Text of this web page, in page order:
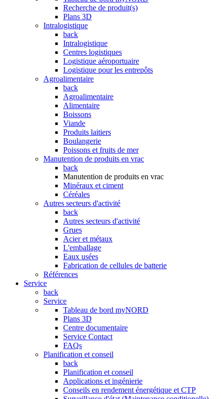
Recherche de produit(s)
Plans 3D
Intralogistique
back
Intralogistique
Centres logistiques
Logistique aéroportuaire
Logistique pour les entrepôts
Agroalimentaire
back
Agroalimentaire
Alimentaire
Boissons
Viande
Produits laitiers
Boulangerie
Poissons et fruits de mer
Manutention de produits en vrac
back
Manutention de produits en vrac
Minéraux et ciment
Céréales
Autres secteurs d'activité
back
Autres secteurs d'activité
Grues
Acier et métaux
L'emballage
Eaux usées
Fabrication de cellules de batterie
Références
Service
back
Service
Tableau de bord myNORD
Plans 3D
Centre documentaire
Service Contact
FAQs
Planification et conseil
back
Planification et conseil
Applications et ingénierie
Conseils en rendement énergétique et CTP